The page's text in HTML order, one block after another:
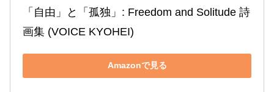
「自由」と「孤独」: Freedom and Solitude 詩
画集 (VOICE KYOHEI)
Amazonで見る